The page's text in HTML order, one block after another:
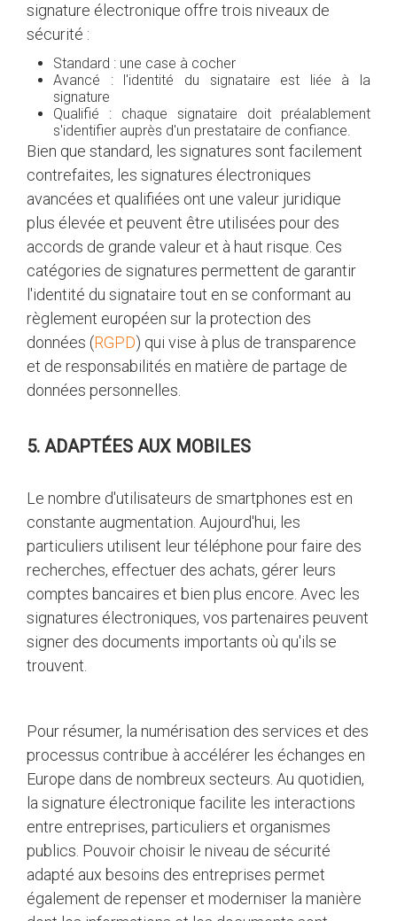
signature électronique offre trois niveaux de
sécurité :
Standard : une case à cocher
Avancé : l'identité du signataire est liée à la
signature
Qualifié : chaque signataire doit préalablement
s'identifier auprès d'un prestataire de confiance.
Bien que standard, les signatures sont facilement
contrefaites, les signatures électroniques
avancées et qualifiées ont une valeur juridique
plus élevée et peuvent être utilisées pour des
accords de grande valeur et à haut risque. Ces
catégories de signatures permettent de garantir
l'identité du signataire tout en se conformant au
règlement européen sur la protection des
données (RGPD) qui vise à plus de transparence
et de responsabilités en matière de partage de
données personnelles.
5. ADAPTÉES AUX MOBILES
Le nombre d'utilisateurs de smartphones est en
constante augmentation. Aujourd'hui, les
particuliers utilisent leur téléphone pour faire des
recherches, effectuer des achats, gérer leurs
comptes bancaires et bien plus encore. Avec les
signatures électroniques, vos partenaires peuvent
signer des documents importants où qu'ils se
trouvent.
Pour résumer, la numérisation des services et des
processus contribue à accélérer les échanges en
Europe dans de nombreux secteurs. Au quotidien,
la signature électronique facilite les interactions
entre entreprises, particuliers et organismes
publics. Pouvoir choisir le niveau de sécurité
adapté aux besoins des entreprises permet
également de repenser et moderniser la manière